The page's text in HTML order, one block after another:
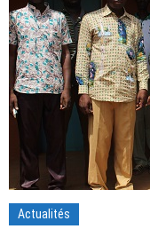
Actualités